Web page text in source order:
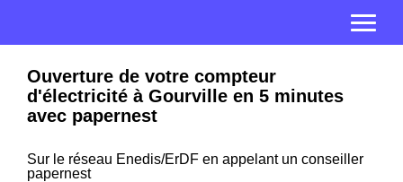
Ouverture de votre compteur
d'électricité à Gourville en 5 minutes
avec papernest
Sur le réseau Enedis/ErDF en appelant un conseiller
papernest